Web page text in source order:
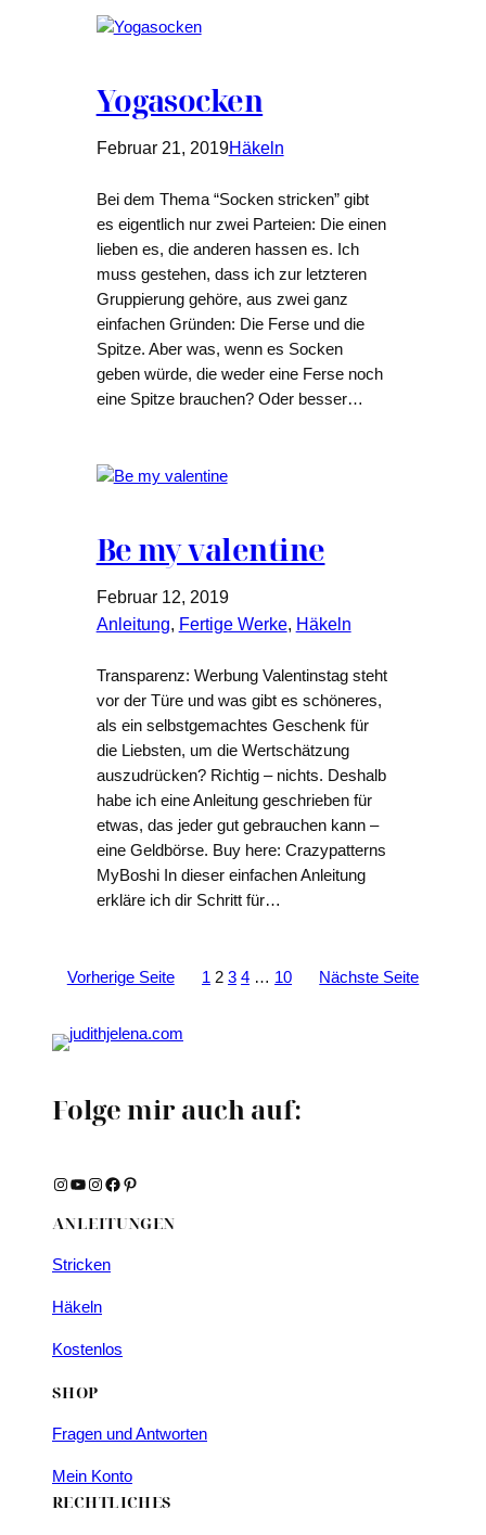
Yogasocken
Februar 21, 2019Häkeln
Bei dem Thema “Socken stricken” gibt
es eigentlich nur zwei Parteien: Die einen
lieben es, die anderen hassen es. Ich
muss gestehen, dass ich zur letzteren
Gruppierung gehöre, aus zwei ganz
einfachen Gründen: Die Ferse und die
Spitze. Aber was, wenn es Socken
geben würde, die weder eine Ferse noch
eine Spitze brauchen? Oder besser…
Be my valentine
Februar 12, 2019
Anleitung, Fertige Werke, Häkeln
Transparenz: Werbung Valentinstag steht
vor der Türe und was gibt es schöneres,
als ein selbstgemachtes Geschenk für
die Liebsten, um die Wertschätzung
auszudrücken? Richtig – nichts. Deshalb
habe ich eine Anleitung geschrieben für
etwas, das jeder gut gebrauchen kann –
eine Geldbörse. Buy here: Crazypatterns
MyBoshi In dieser einfachen Anleitung
erkläre ich dir Schritt für…
Vorherige Seite 1 2 3 4 … 10 Nächste Seite
Folge mir auch auf:
Instagram YouTube Instagram Facebook Pinterest
ANLEITUNGEN
Stricken
Häkeln
Kostenlos
SHOP
Fragen und Antworten
Mein Konto
RECHTLICHES